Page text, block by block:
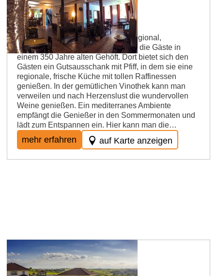
Nierstein
KLEIN´s VINUM
Betriebsart: Gutsschänke Küche: regional,
vegetarisch KLEIN‘s VINUM finden die Gäste in
einem 350 Jahre alten Gehöft. Dort bietet sich den
Gästen ein Gutsausschank mit Pfiff, in dem sie eine
regionale, frische Küche mit tollen Raffinessen
genießen. In der gemütlichen Vinothek kann man
verweilen und nach Herzenslust die wundervollen
Weine genießen. Ein mediterranes Ambiente
empfängt die Genießer in den Sommermonaten und
lädt zum Entspannen ein. Hier kann man die…
mehr erfahren auf Karte anzeigen